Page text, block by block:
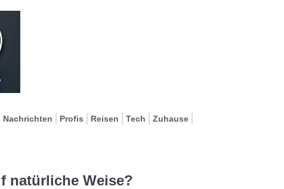
Nachrichten Profis Reisen Tech Zuhause
natürliche Weise?